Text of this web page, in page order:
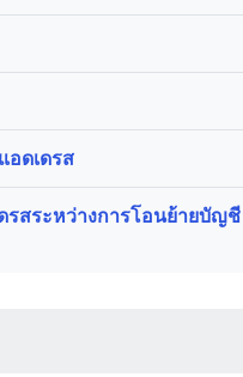
อดเดรส
สระหว่างการโอนย้ายบัญชี